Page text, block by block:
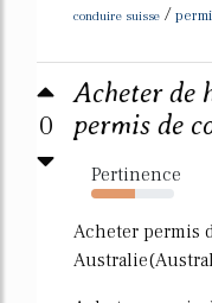
conduire suisse /
0
Acheter de
permis de
Pertinence
53%
Acheter permis